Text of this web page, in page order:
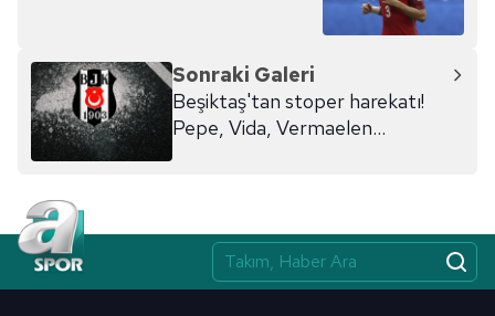
Sonraki Galeri
Beşiktaş'tan stoper harekatı!
Pepe, Vida, Vermaelen...